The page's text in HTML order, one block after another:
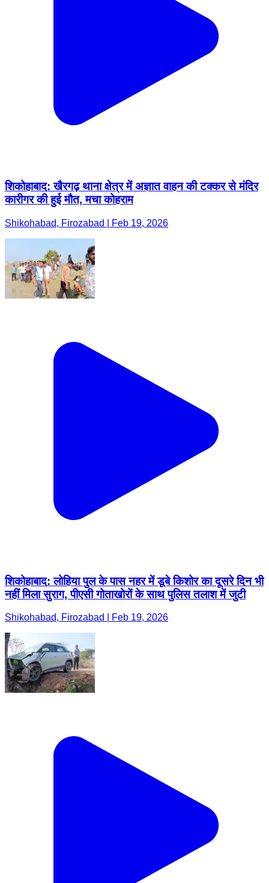
शिकोहाबाद: खैरगढ़ थाना क्षेत्र में अज्ञात वाहन की टक्कर से मंदिर
कारीगर की हुई मौत, मचा कोहराम
Shikohabad, Firozabad | Feb 19, 2026
शिकोहाबाद: लोहिया पुल के पास नहर में डूबे किशोर का दूसरे दिन भी
नहीं मिला सुराग, पीएसी गोताखोरों के साथ पुलिस तलाश में जुटी
Shikohabad, Firozabad | Feb 19, 2026